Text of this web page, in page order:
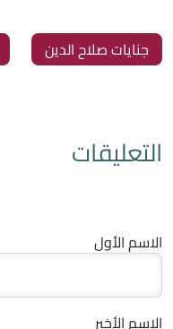
جنايات صلاح الدين
التعليقات
الاسم الأول
الاسم الأخير